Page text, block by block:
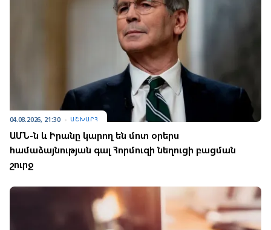
04.08.2026, 21:30 ԱՇԽԱՐՀ
ԱՄՆ-ն և Իրանը կարող են մոտ օրերս
համաձայնության գալ Հորմուզի նեղուցի բացման
շուրջ